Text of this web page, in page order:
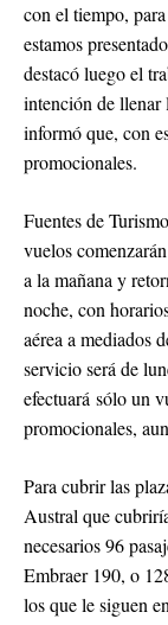
con el tiempo,
estamos
destacó luego el
intención de llenar
informó que, con
promocionales.
Fuentes de
vuelos
a la mañana y
noche, con
aérea a mediados
servicio será de
efectuará sólo un
promocionales,
Para cubrir las
Austral que
necesarios 96
Embraer 190, o
los que le siguen